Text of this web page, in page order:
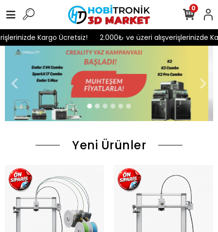
Kargo Ücretsiz! 2.000₺ ve üzeri alışverişlerinizde
0
Yeni Ürünler